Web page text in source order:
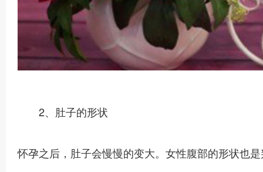
2、肚子的形状
怀孕之后，肚子会慢慢的变大。女性腹部的形状也